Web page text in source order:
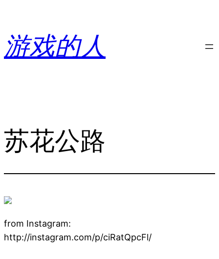
内
容
游戏的人
苏花公路
from Instagram:
http://instagram.com/p/ciRatQpcFl/